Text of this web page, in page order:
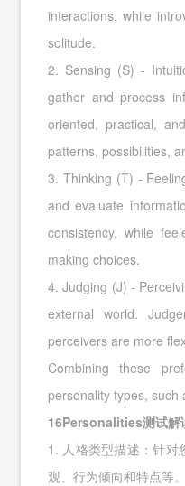
interactions, while
solitude.
2. Sensing (S) -
gather and process
oriented, practical,
patterns, possibilities,
3. Thinking (T) -
and evaluate
consistency, while
making choices.
4. Judging (J) -
external world.
perceivers are more
Combining these
personality types, such
16Personalities测试解
1. 人格类型描述：针对
观、行为倾向和特点等。